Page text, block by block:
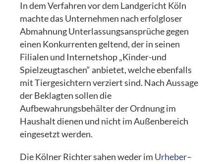
In dem Verfahren vor dem Landgericht Köln
machte das Unternehmen nach erfolgloser
Abmahnung Unterlassungsansprüche gegen
einen Konkurrenten geltend, der in seinen
Filialen und Internetshop „Kinder-und
Spielzeugtaschen“ anbietet, welche ebenfalls
mit Tiergesichtern verziert sind. Nach Aussage
der Beklagten sollen die
Aufbewahrungsbehälter der Ordnung im
Haushalt dienen und nicht im Außenbereich
eingesetzt werden.
Die Kölner Richter sahen weder im Urheber–